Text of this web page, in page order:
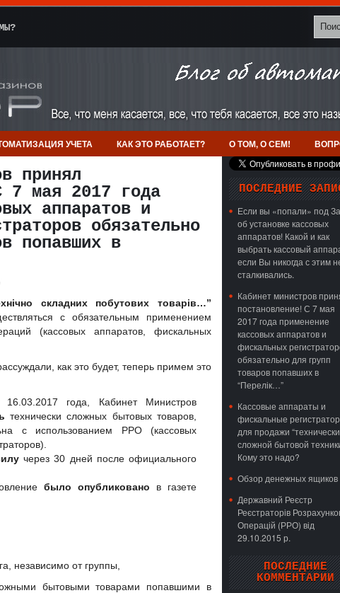
УЧЕТА КАК ЭТО РАБОТАЕТ? О ТОМ, О СЕМ!
принял
7 мая 2017 года
аппаратов и
обязательно
попавших в
складних побутових товарів…”
с обязательным применением
(кассовых аппаратов, фискальных
как это будет, теперь примем это
года, Кабинет Министров
технически сложных бытовых товаров,
с использованием РРО (кассовых
через 30 дней после официального
было опубликовано в газете
независимо от группы,
бытовыми товарами попавшими в
ПОСЛЕДНИЕ
Если вы «попали» под
об установке кассовых
аппаратов! Какой и как
выбрать кассовый
если Вы никогда с этим
сталкивались.
Кабинет министров
постановление! С 7 мая
2017 года применение
кассовых аппаратов и
фискальных
обязательно для групп
товаров попавших в
“Перелік…”
Кассовые аппараты и
фискальные
для продажи “технически
сложной бытовой
Кому это надо?
Обзор денежных ящиков
Державний Реєстр
Реєстраторів
Операцій (РРО) від
29.10.2015 р.
ПОСЛЕДНИЕ
КОММЕНТАРИИ